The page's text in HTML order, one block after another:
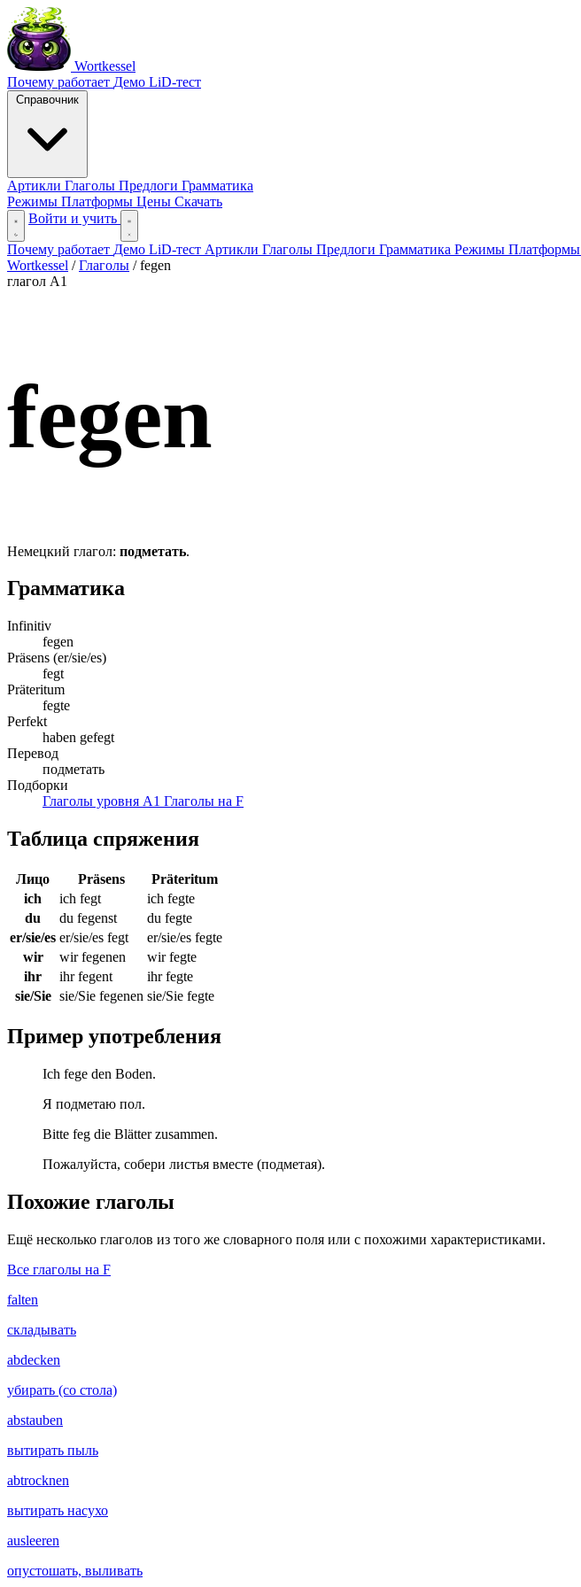
Wortkessel
Почему работает Демо LiD-тест
Справочник
Артикли Глаголы Предлоги Грамматика
Режимы Платформы Цены Скачать
Войти и учить
Почему работает Демо LiD-тест Артикли Глаголы Предлоги Грамматика Режимы Платформы
Wortkessel / Глаголы / fegen
глагол A1
fegen
Немецкий глагол: подметать.
Грамматика
Infinitiv
fegen
Präsens (er/sie/es)
fegt
Präteritum
fegte
Perfekt
haben gefegt
Перевод
подметать
Подборки
Глаголы уровня A1 Глаголы на F
Таблица спряжения
Лицо Präsens
Präteritum
ich
ich fegt
ich fegte
du
du fegenst
du fegte
er/sie/es er/sie/es fegt
er/sie/es fegte
wir
wir fegenen
wir fegte
ihr
ihr fegent
ihr fegte
sie/Sie sie/Sie fegenen sie/Sie fegte
Пример употребления
Ich fege den Boden.
Я подметаю пол.
Bitte feg die Blätter zusammen.
Пожалуйста, собери листья вместе (подметая).
Похожие глаголы
Ещё несколько глаголов из того же словарного поля или с похожими характеристиками.
Все глаголы на F
falten
складывать
abdecken
убирать (со стола)
abstauben
вытирать пыль
abtrocknen
вытирать насухо
ausleeren
опустошать, выливать